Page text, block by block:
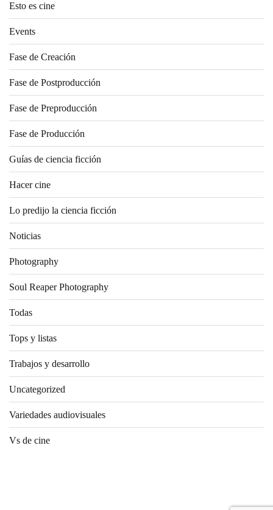
Esto es cine
Events
Fase de Creación
Fase de Postproducción
Fase de Preproducción
Fase de Producción
Guías de ciencia ficción
Hacer cine
Lo predijo la ciencia ficción
Noticias
Photography
Soul Reaper Photography
Todas
Tops y listas
Trabajos y desarrollo
Uncategorized
Variedades audiovisuales
Vs de cine